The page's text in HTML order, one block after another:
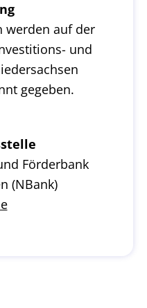
werden auf der
und
gegeben.
Förderbank
(NBank)